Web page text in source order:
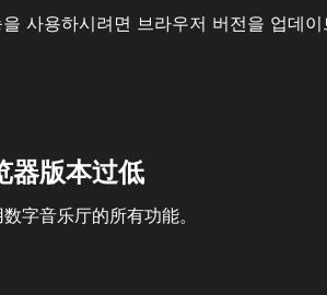
사용하시려면 브라우저 버전을 업데
器版本过低
字音乐厅的所有功能。